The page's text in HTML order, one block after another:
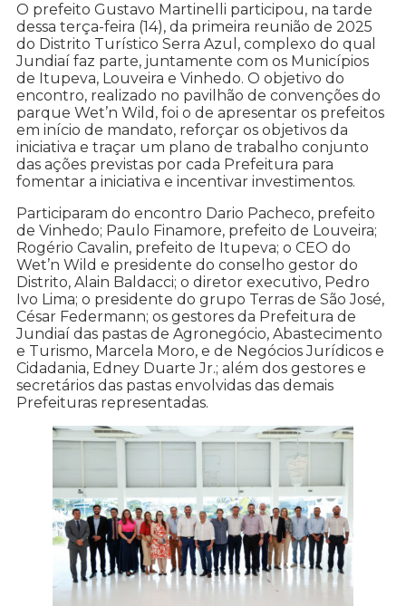
O prefeito Gustavo Martinelli participou, na tarde
dessa terça-feira (14), da primeira reunião de 2025
do Distrito Turístico Serra Azul, complexo do qual
Jundiaí faz parte, juntamente com os Municípios
de Itupeva, Louveira e Vinhedo. O objetivo do
encontro, realizado no pavilhão de convenções do
parque Wet’n Wild, foi o de apresentar os prefeitos
em início de mandato, reforçar os objetivos da
iniciativa e traçar um plano de trabalho conjunto
das ações previstas por cada Prefeitura para
fomentar a iniciativa e incentivar investimentos.
Participaram do encontro Dario Pacheco, prefeito
de Vinhedo; Paulo Finamore, prefeito de Louveira;
Rogério Cavalin, prefeito de Itupeva; o CEO do
Wet’n Wild e presidente do conselho gestor do
Distrito, Alain Baldacci; o diretor executivo, Pedro
Ivo Lima; o presidente do grupo Terras de São José,
César Federmann; os gestores da Prefeitura de
Jundiaí das pastas de Agronegócio, Abastecimento
e Turismo, Marcela Moro, e de Negócios Jurídicos e
Cidadania, Edney Duarte Jr.; além dos gestores e
secretários das pastas envolvidas das demais
Prefeituras representadas.